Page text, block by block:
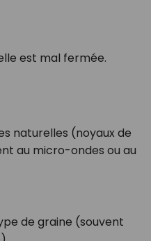
est mal fermée.
naturelles (noyaux de
au micro-ondes ou au
de graine (souvent